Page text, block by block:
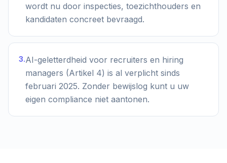
wordt nu door inspecties, toezichthouders en
kandidaten concreet bevraagd.
3.AI-geletterdheid voor recruiters en hiring
managers (Artikel 4) is al verplicht sinds
februari 2025. Zonder bewijslog kunt u uw
eigen compliance niet aantonen.